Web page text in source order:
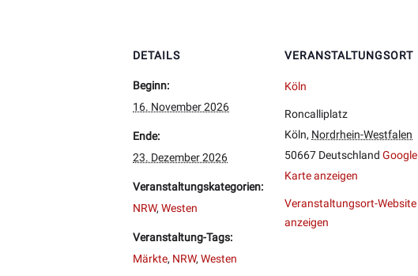
DETAILS
Beginn:
16. November 2026
Ende:
23. Dezember 2026
Veranstaltungskategorien:
NRW, Westen
Veranstaltung-Tags:
Märkte, NRW, Westen
VERANSTALTUNGSORT
Köln
Roncalliplatz
Köln, Nordrhein-Westfalen
50667 Deutschland Google
Karte anzeigen
Veranstaltungsort-Website
anzeigen